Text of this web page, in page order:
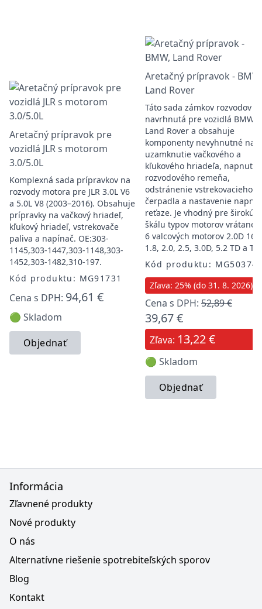
Aretačný prípravok pre
vozidlá JLR s motorom
3.0/5.0L
Komplexná sada prípravkov na
rozvody motora pre JLR 3.0L V6
a 5.0L V8 (2003–2016). Obsahuje
prípravky na vačkový hriadeľ,
kľukový hriadeľ, vstrekovače
paliva a napínač. OE:303-
1145,303-1447,303-1148,303-
1452,303-1482,310-197.
Kód produktu: MG91731
Cena s DPH: 94,61 €
🟢 Skladom
Objednať
Aretačný prípravok - BMW,
Land Rover
Táto sada zámkov rozvodov je
navrhnutá pre vozidlá BMW a
Land Rover a obsahuje
komponenty nevyhnutné na
uzamknutie vačkového a
kľukového hriadeľa, napnutie
rozvodového remeňa,
odstránenie vstrekovacieho
čerpadla a nastavenie
reťaze. Je vhodný pre širokú
škálu typov motorov vrátane
6 valcových motorov 2.0D 16V,
1.8, 2.0, 2.5, 3.0D, 5.2 TD a
Kód produktu: MG50374
Zľava: 25% (do 31. 8. 2026)
Cena s DPH: 52,89 €
39,67 €
Zľava: 13,22 €
🟢 Skladom
Objednať
Informácia
Zľavnené produkty
Nové produkty
O nás
Alternatívne riešenie spotrebiteľských sporov
Blog
Kontakt